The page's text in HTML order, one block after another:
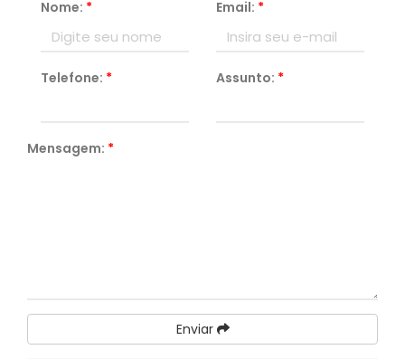
Nome: * Email: *
Telefone: * Assunto: *
Mensagem: *
Enviar